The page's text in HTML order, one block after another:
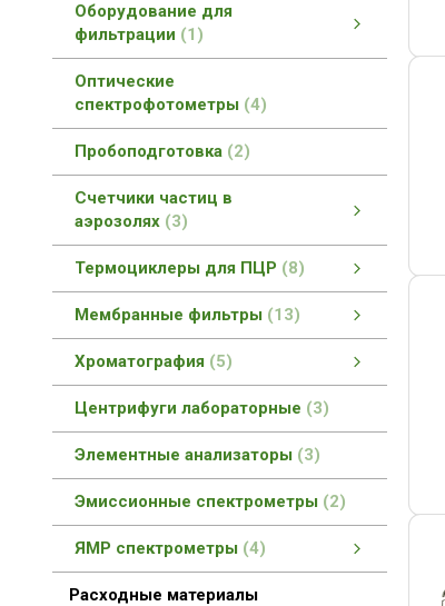
Оборудование для
фильтрации
1
Оптические
спектрофотометры 4
Пробоподготовка 2
Счетчики частиц в
аэрозолях
3
Термоциклеры для ПЦР 8
Мембранные фильтры 13
Хроматография 5
Центрифуги лабораторные 3
Элементные анализаторы 3
Эмиссионные спектрометры 2
ЯМР спектрометры 4
Расходные материалы